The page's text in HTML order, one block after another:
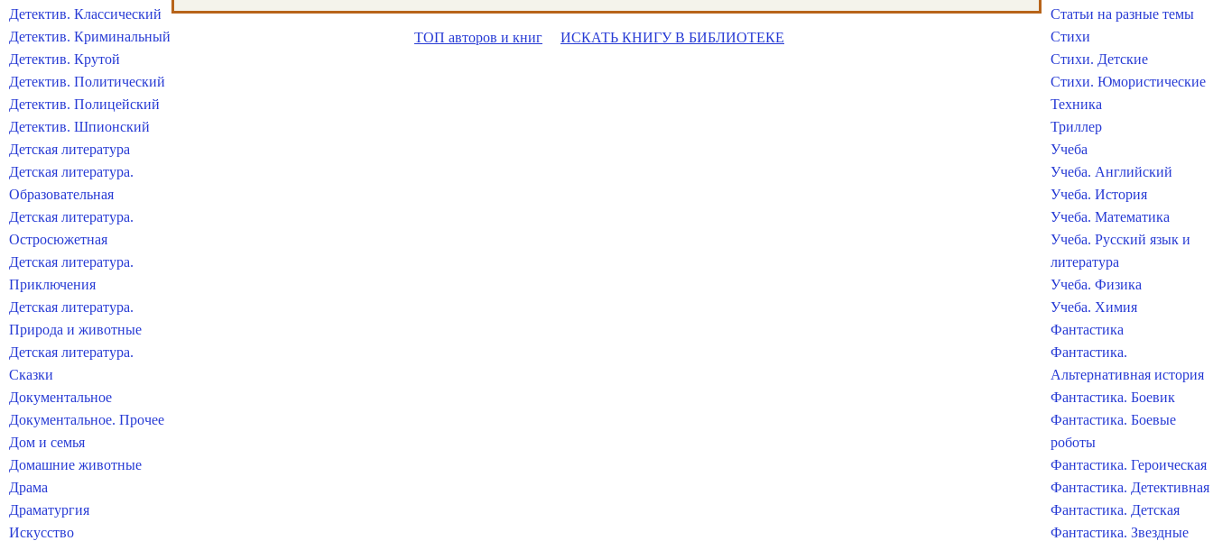
ТОП авторов и книг ИСКАТЬ КНИГУ В БИБЛИОТЕКЕ
Детектив. Классический
Детектив. Криминальный
Детектив. Крутой
Детектив. Политический
Детектив. Полицейский
Детектив. Шпионский
Детская литература
Детская литература.
Образовательная
Детская литература.
Остросюжетная
Детская литература.
Приключения
Детская литература.
Природа и животные
Детская литература.
Сказки
Документальное
Документальное. Прочее
Дом и семья
Домашние животные
Драма
Драматургия
Искусство
Статьи на разные темы
Стихи
Стихи. Детские
Стихи. Юмористические
Техника
Триллер
Учеба
Учеба. Английский
Учеба. История
Учеба. Математика
Учеба. Русский язык и
литература
Учеба. Физика
Учеба. Химия
Фантастика
Фантастика.
Альтернативная история
Фантастика. Боевик
Фантастика. Боевые
роботы
Фантастика. Героическая
Фантастика. Детективная
Фантастика. Детская
Фантастика. Звездные